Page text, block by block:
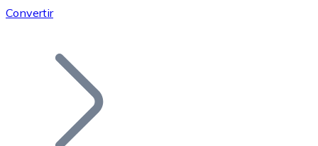
Únete a nuestra red de distribuidores.
Añade tu proyecto a nuestro ecosistema.
Convertir